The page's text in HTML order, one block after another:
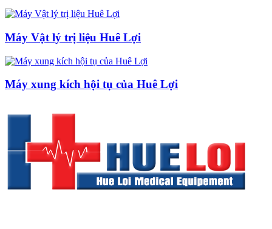
Máy Vật lý trị liệu Huê Lợi
Máy xung kích hội tụ của Huê Lợi